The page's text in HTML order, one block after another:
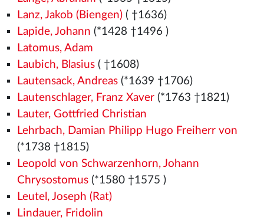
Lanz, Jakob (Biengen)( †1636)
Lapide, Johann (*1428 †1496 )
Latomus, Adam
Laubich, Blasius( †1608)
Lautensack, Andreas(*1639 †1706)
Lautenschlager, Franz Xaver(*1763 †1821)
Lauter, Gottfried Christian
Lehrbach, Damian Philipp Hugo Freiherr von
(*1738 †1815)
Leopold von Schwarzenhorn, Johann
Chrysostomus(*1580 †1575 )
Leutel, Joseph (Rat)
Lindauer, Fridolin